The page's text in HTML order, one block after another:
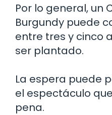
Por lo general, un
Burgundy puede
entre tres y cinco
ser plantado.
La espera puede
el espectáculo
pena.